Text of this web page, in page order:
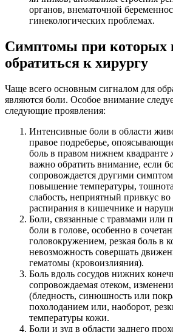
органов, внематочной
гинекологических проблемах.
Симптомы при которых
обратиться к хирургу
Чаще всего основным сигналом для
являются боли. Особое внимание
следующие проявления:
Интенсивные боли в области
правое подреберье,
боль в правом нижнем квадранте
важно обратить внимание, если
сопровождается другими
повышение температуры,
слабость, неприятный привкус во
распирания в кишечнике и
Боли, связанные с травмами или
боли в голове, особенно в
головокружением, резкая боль в
невозможность совершать
гематомы (кровоизлияния).
Боль вдоль сосудов нижних
сопровождаемая отеком,
(бледность, синюшность или
похолоданием или, наоборот,
температуры кожи.
Боли и зуд в области заднего